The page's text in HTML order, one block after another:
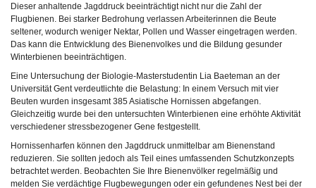
Dieser anhaltende Jagddruck beeinträchtigt nicht nur die Zahl der
Flugbienen. Bei starker Bedrohung verlassen Arbeiterinnen die Beute
seltener, wodurch weniger Nektar, Pollen und Wasser eingetragen werden.
Das kann die Entwicklung des Bienenvolkes und die Bildung gesunder
Winterbienen beeinträchtigen.
Eine Untersuchung der Biologie-Masterstudentin Lia Baeteman an der
Universität Gent verdeutlichte die Belastung: In einem Versuch mit vier
Beuten wurden insgesamt 385 Asiatische Hornissen abgefangen.
Gleichzeitig wurde bei den untersuchten Winterbienen eine erhöhte Aktivität
verschiedener stressbezogener Gene festgestellt.
Hornissenharfen können den Jagddruck unmittelbar am Bienenstand
reduzieren. Sie sollten jedoch als Teil eines umfassenden Schutzkonzepts
betrachtet werden. Beobachten Sie Ihre Bienenvölker regelmäßig und
melden Sie verdächtige Flugbewegungen oder ein gefundenes Nest bei der